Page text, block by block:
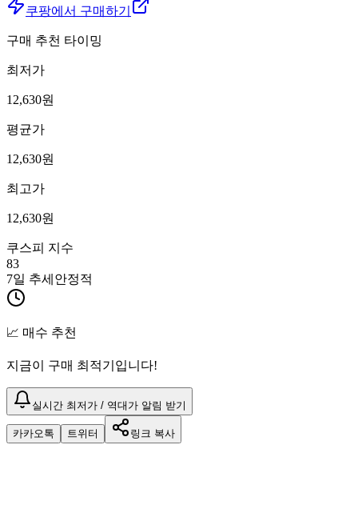
쿠팡에서 구매하기
구매 추천 타이밍
최저가
12,630원
평균가
12,630원
최고가
12,630원
쿠스피 지수
83
7일 추세 안정적
📈 매수 추천
지금이 구매 최적기입니다!
실시간 최저가 / 역대가 알림 받기
카카오톡 트위터 링크 복사